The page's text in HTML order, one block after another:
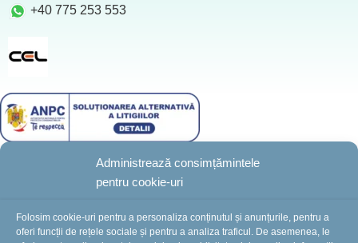
Administrează consimțămintele
pentru cookie-uri
Folosim cookie-uri pentru a personaliza conținutul și anunțurile, pentru a
oferi funcții de rețele sociale și pentru a analiza traficul. De asemenea, le
+40 775 253 553